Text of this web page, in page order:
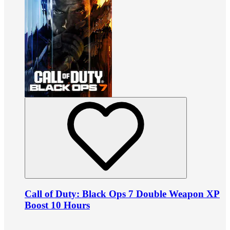
Call of Duty: Black Ops 7 Double Weapon XP
Boost 10 Hours